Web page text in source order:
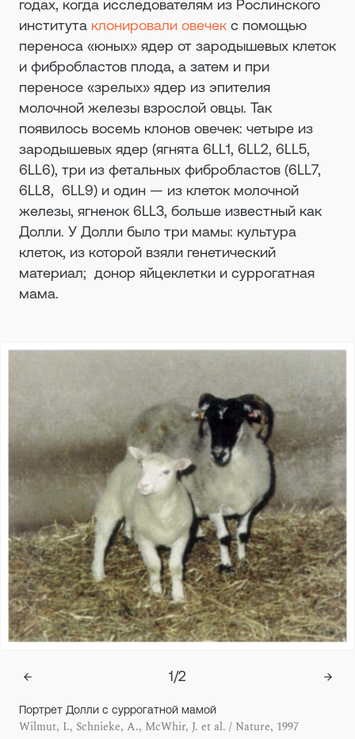
годах, когда исследователям из Рослинского
института клонировали овечек с помощью
переноса «юных» ядер от зародышевых клеток
и фибробластов плода, а затем и при
переносе «зрелых» ядер из эпителия
молочной железы взрослой овцы. Так
появилось восемь клонов овечек: четыре из
зародышевых ядер (ягнята 6LL1, 6LL2, 6LL5,
6LL6), три из фетальных фибробластов (6LL7,
6LL8, 6LL9) и один — из клеток молочной
железы, ягненок 6LL3, больше известный как
Долли. У Долли было три мамы: культура
клеток, из которой взяли генетический
материал; донор яйцеклетки и суррогатная
мама.
Портрет Долли с суррогатной мамой
1/2
Wilmut, I., Schnieke, A., McWhir, J. et al. / Nature, 1997